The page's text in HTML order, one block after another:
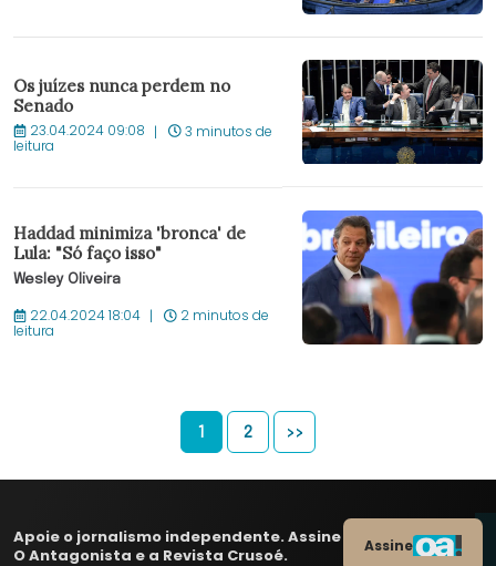
Os juízes nunca perdem no
Senado
23.04.2024 09:08 3 minutos de
leitura
Haddad minimiza 'bronca' de
Lula: "Só faço isso"
Wesley Oliveira
22.04.2024 18:04 2 minutos de
leitura
1 2 >>
Apoie o jornalismo independente. Assine
O Antagonista e a Revista Crusoé.
Assine